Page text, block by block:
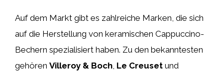
Auf dem Markt gibt es zahlreiche Marken, die sich
auf die Herstellung von keramischen Cappuccino-
Bechern spezialisiert haben. Zu den bekanntesten
gehören Villeroy & Boch Le Creuset und